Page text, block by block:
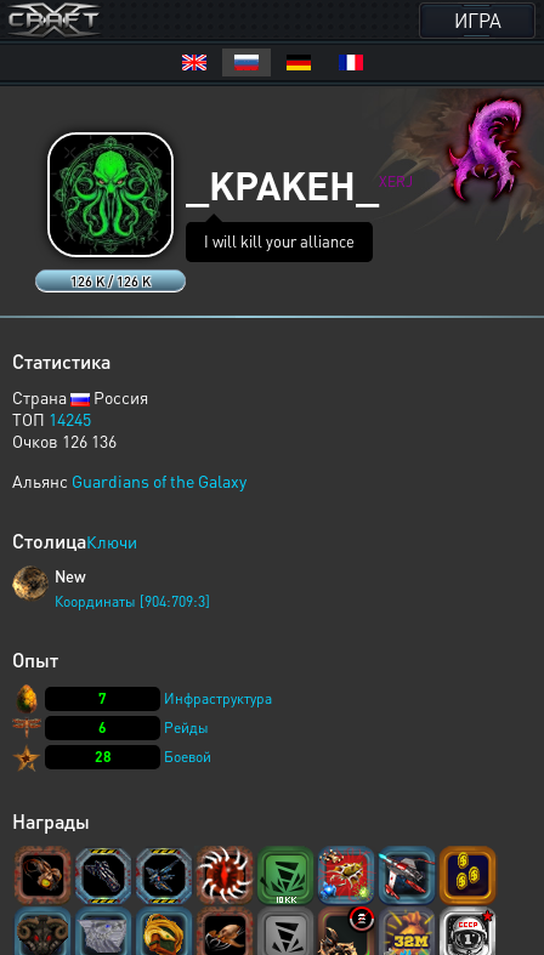
ИГРА
126 K / 126 K
_KPAKEH_ XERJ
I will kill your alliance
Статистика
Страна
Россия
ТОП 14245
Очков 126 136
Альянс Guardians of the Galaxy
СтолицаКлючи
New
Координаты [904:709:3]
Опыт
7
Инфраструктура
6
Рейды
28
Боевой
Награды